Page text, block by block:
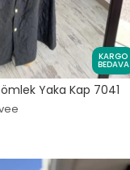
KARGO
BEDAVA
Yaka Kap 7041